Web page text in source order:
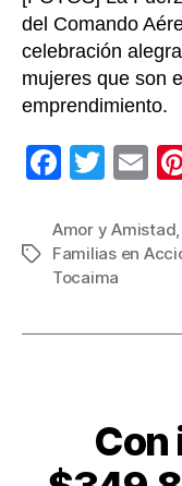
del Comando
celebración
mujeres que son
emprendimiento.
F
c
e
o
T
tt
er
E
ail
Etiquetas
Amor y Amistad,
Familias en
Tocaima
Con